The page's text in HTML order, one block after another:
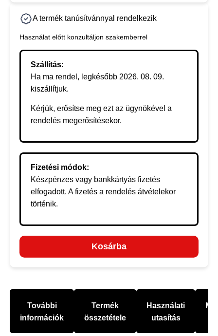
A termék tanúsítvánnyal rendelkezik
Használat előtt konzultáljon szakemberrel
Szállítás:
Ha ma rendel, legkésőbb 2026. 08. 09.
kiszállítjuk.
Kérjük, erősítse meg ezt az ügynökével a
rendelés megerősítésekor.
Fizetési módok:
Készpénzes vagy bankkártyás fizetés
elfogadott. A fizetés a rendelés átvételekor
történik.
Kosárba
További
információk
Termék
összetétele
Használati
utasítás